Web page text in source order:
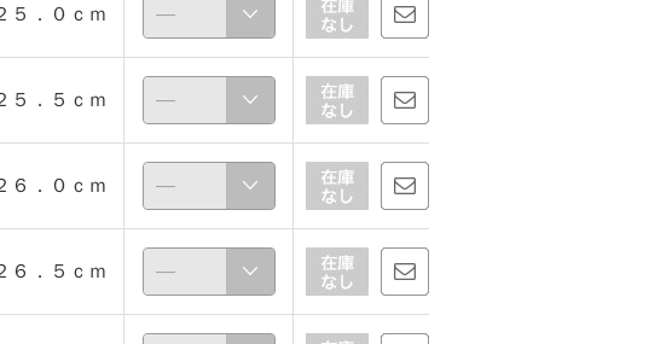
chaki chaki
157cm
５．０ｃｍ
５．５ｃｍ
６．０ｃｍ
６．５ｃｍ